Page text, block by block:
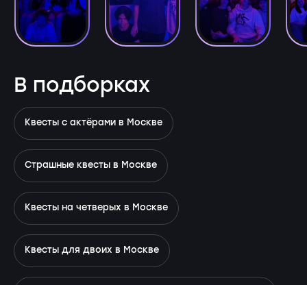
В подборках
Квесты с актёрами в Москве
Страшные квесты в Москве
Квесты на четверых в Москве
Квесты для двоих в Москве